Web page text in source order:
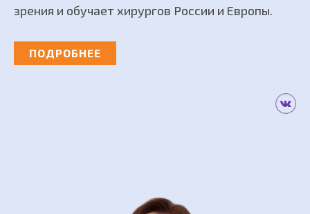
зрения и обучает хирургов России и Европы.
ПОДРОБНЕЕ